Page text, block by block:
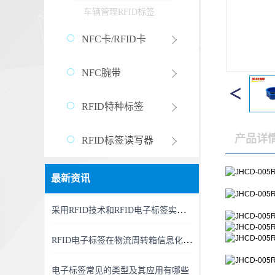
车辆管理RFID标签
NFC卡/RFID卡
NFC腕带
RFID特种标签
RFID标签读写器
最新资讯
采用RFID技术和RFID电子标签实现精准、高效的RFID资产管理新时代
RFID电子标签在物流周转箱信息化中的利用
电子标签常见的类型及其应用有哪些
产品详